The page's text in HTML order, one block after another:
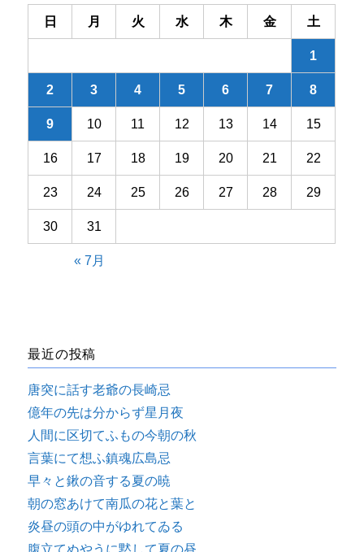
ン日 月 火 水 木 金 土
1
2 3 4 5 6 7 8
9 10 11 12 13 14 15
16 17 18 19 20 21 22
23 24 25 26 27 28 29
30 31
« 7月
最近の投稿
唐突に話す老爺の長崎忌
億年の先は分からず星月夜
人間に区切てふもの今朝の秋
言葉にて想ふ鎮魂広島忌
早々と鍬の音する夏の暁
朝の窓あけて南瓜の花と葉と
炎昼の頭の中がゆれてゐる